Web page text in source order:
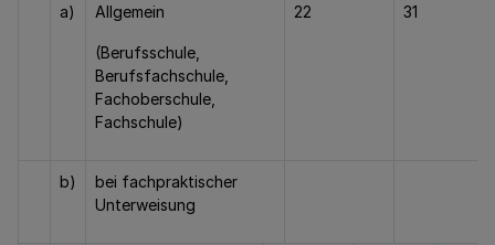
a) Allgemein
(Berufsschule,
Berufsfachschule,
Fachoberschule,
Fachschule)
22 31
b)
bei fachpraktischer
Unterweisung